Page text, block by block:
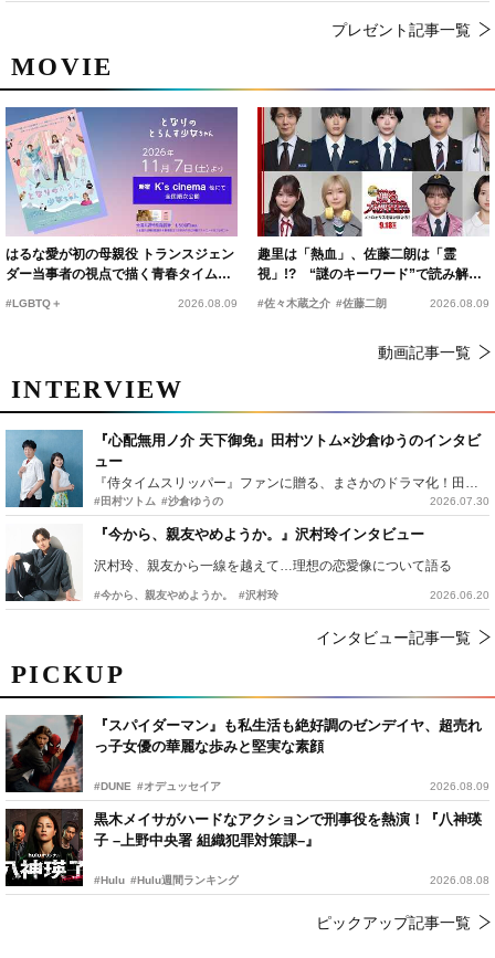
PICKUP
『スパイダーマン』も私生活も絶好調のゼンデイヤ、超売れ
っ子女優の華麗な歩みと堅実な素顔
#DUNE #オデュッセイア 2026.08.09
黒木メイサがハードなアクションで刑事役を熱演！『八神瑛
子 –上野中央署 組織犯罪対策課–』
#Hulu #Hulu週間ランキング 2026.08.08
ピックアップ記事一覧
MOVIE
はるな愛が初の母親役 トランスジェン
ダー当事者の視点で描く青春タイムス
#LGBTQ＋ 2026.08.09
趣里は「熱血」、佐藤二朗は「霊
視」!? “謎のキーワード”で読み解く
『踊る大捜査線 N.E.W.』新メンバー
#佐々木蔵之介 #佐藤二朗 2026.08.09
動画記事一覧
INTERVIEW
『心配無用ノ介 天下御免』田村ツトム×沙倉ゆうのインタビ
ュー
『侍タイムスリッパー』ファンに贈る、まさかのドラマ化！田村ツトム×沙倉ゆうのが語る『心配無用ノ介』撮影秘話
#田村ツトム #沙倉ゆうの 2026.07.30
『今から、親友やめようか。』沢村玲インタビュー
沢村玲、親友から一線を越えて…理想の恋愛像について語る
#今から、親友やめようか。 #沢村玲 2026.06.20
インタビュー記事一覧
プレゼント記事一覧